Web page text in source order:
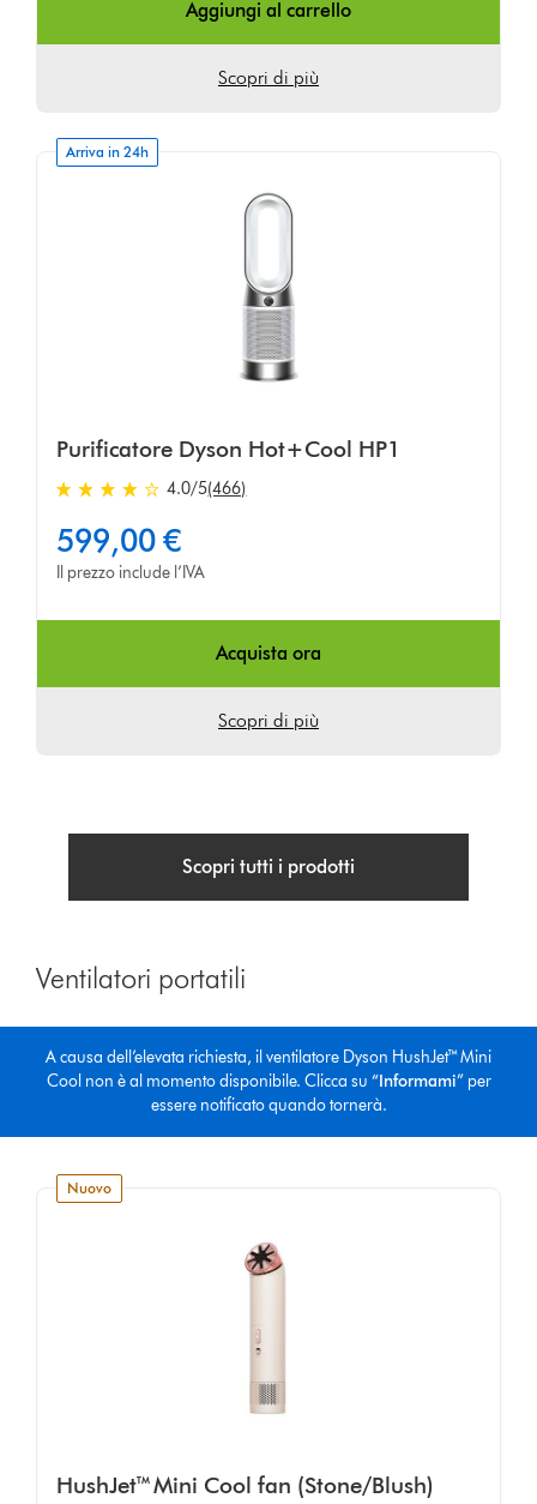
Aggiungi al carrello
Scopri di più
Arriva in 24h
Purificatore Dyson Hot+Cool HP1
4.0
stelle
su
5
466
4.0/5(466)
599,00 €
Il prezzo include l’IVA
Acquista ora
Scopri di più
Scopri tutti i prodotti
Ventilatori portatili
A causa dell’elevata richiesta, il ventilatore Dyson HushJet™ Mini
Cool non è al momento disponibile. Clicca su “Informami” per
essere notificato quando tornerà.
nuovo
HushJet™ Mini Cool fan (Stone/Blush)